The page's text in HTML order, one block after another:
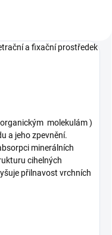
a fixační prostředek
molekulám )
a jeho zpevnění.
minerálních
cihelných
přilnavost vrchních